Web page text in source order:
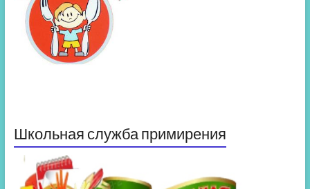
Школьная служба примирения